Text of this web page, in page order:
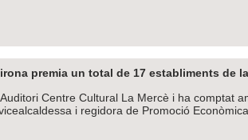
premia un total de 17 establiments de
Centre Cultural La Mercè i ha comptat
i regidora de Promoció